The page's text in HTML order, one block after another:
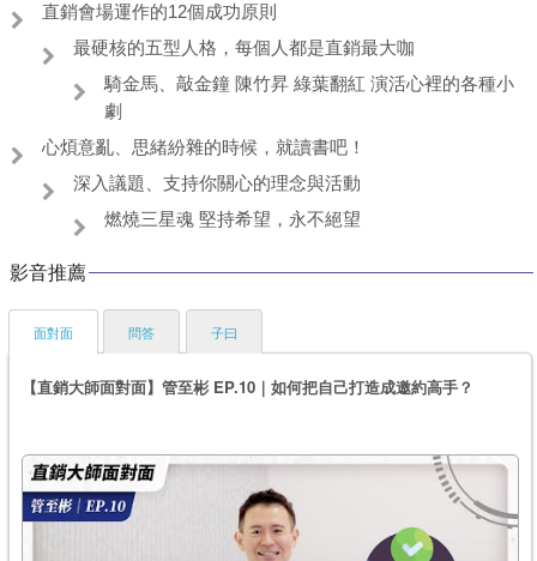
直銷會場運作的12個成功原則
最硬核的五型人格，每個人都是直銷最大咖
騎金馬、敲金鐘 陳竹昇 綠葉翻紅 演活心裡的各種小
劇
心煩意亂、思緒紛雜的時候，就讀書吧！
深入議題、支持你關心的理念與活動
燃燒三星魂 堅持希望，永不絕望
影音推薦
面對面
【直銷大師面對面】管至彬 EP.10｜如何把自己打造成邀約高手？
問答 子曰